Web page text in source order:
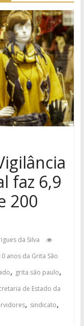
faz 6,9
200
da Silva
anos da Grita São
, grita são paulo,
de Estado da
, sindicato,